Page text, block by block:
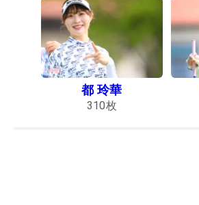
都 玲華
310枚